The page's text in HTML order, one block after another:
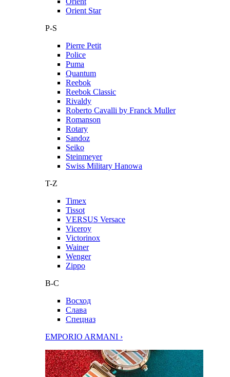
Orient Star
P-S
Pierre Petit
Police
Puma
Quantum
Reebok
Reebok Classic
Rivaldy
Roberto Cavalli by Franck Muller
Romanson
Rotary
Sandoz
Seiko
Steinmeyer
Swiss Military Hanowa
T-Z
Timex
Tissot
VERSUS Versace
Viceroy
Victorinox
Wainer
Wenger
Zippo
В-С
Восход
Слава
Спецназ
EMPORIO ARMANI ›